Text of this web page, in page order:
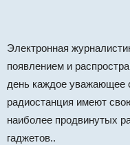
Электронная
появлением и
день каждое уважающее
радиостанция имеют
наиболее продвинутых
гаджетов..